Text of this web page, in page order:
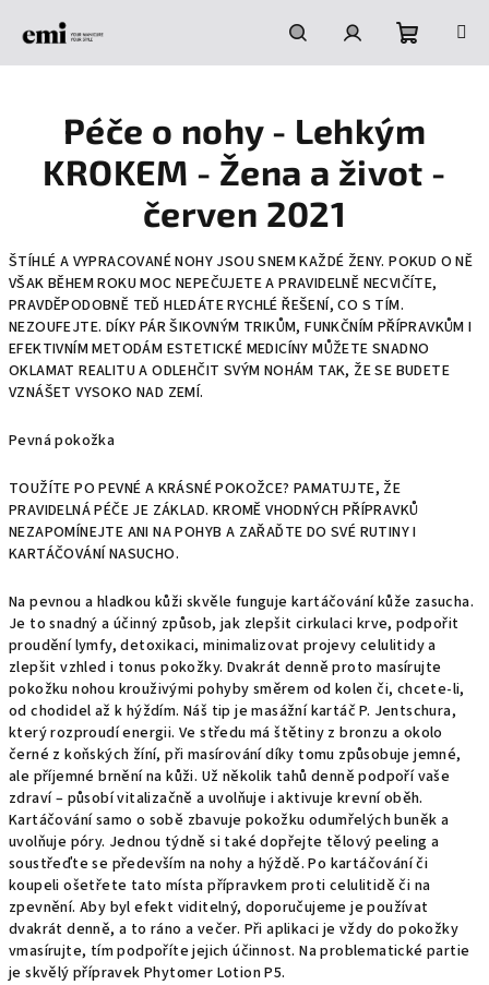
HledatPřihlášeníNákupní
košík
Péče o nohy - Lehkým
KROKEM - Žena a život -
červen 2021
ŠTÍHLÉ A VYPRACOVANÉ NOHY JSOU SNEM KAŽDÉ ŽENY. POKUD O NĚ
VŠAK BĚHEM ROKU MOC NEPEČUJETE A PRAVIDELNĚ NECVIČÍTE,
PRAVDĚPODOBNĚ TEĎ HLEDÁTE RYCHLÉ ŘEŠENÍ, CO S TÍM.
NEZOUFEJTE. DÍKY PÁR ŠIKOVNÝM TRIKŮM, FUNKČNÍM PŘÍPRAVKŮM I
EFEKTIVNÍM METODÁM ESTETICKÉ MEDICÍNY MŮŽETE SNADNO
OKLAMAT REALITU A ODLEHČIT SVÝM NOHÁM TAK, ŽE SE BUDETE
VZNÁŠET VYSOKO NAD ZEMÍ.
Pevná pokožka
TOUŽÍTE PO PEVNÉ A KRÁSNÉ POKOŽCE? PAMATUJTE, ŽE
PRAVIDELNÁ PÉČE JE ZÁKLAD. KROMĚ VHODNÝCH PŘÍPRAVKŮ
NEZAPOMÍNEJTE ANI NA POHYB A ZAŘAĎTE DO SVÉ RUTINY I
KARTÁČOVÁNÍ NASUCHO.
Na pevnou a hladkou kůži skvěle funguje kartáčování kůže zasucha.
Je to snadný a účinný způsob, jak zlepšit cirkulaci krve, podpořit
proudění lymfy, detoxikaci, minimalizovat projevy celulitidy a
zlepšit vzhled i tonus pokožky. Dvakrát denně proto masírujte
pokožku nohou krouživými pohyby směrem od kolen či, chcete-li,
od chodidel až k hýždím. Náš tip je masážní kartáč P. Jentschura,
který rozproudí energii. Ve středu má štětiny z bronzu a okolo
černé z koňských žíní, při masírování díky tomu způsobuje jemné,
ale příjemné brnění na kůži. Už několik tahů denně podpoří vaše
zdraví – působí vitalizačně a uvolňuje i aktivuje krevní oběh.
Kartáčování samo o sobě zbavuje pokožku odumřelých buněk a
uvolňuje póry. Jednou týdně si také dopřejte tělový peeling a
soustřeďte se především na nohy a hýždě. Po kartáčování či
koupeli ošetřete tato místa přípravkem proti celulitidě či na
zpevnění. Aby byl efekt viditelný, doporučujeme je používat
dvakrát denně, a to ráno a večer. Při aplikaci je vždy do pokožky
vmasírujte, tím podpoříte jejich účinnost. Na problematické partie
je skvělý přípravek Phytomer Lotion P5.